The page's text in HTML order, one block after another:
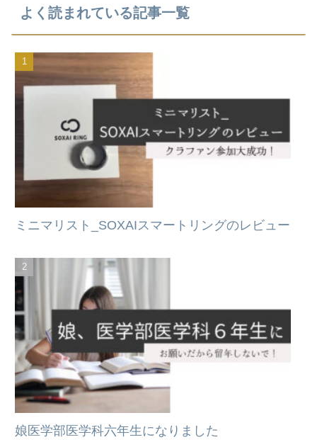
よく読まれている記事一覧
ミニマリスト_SOXAIスマートリングのレビュー
娘医学部医学科六年生になりました